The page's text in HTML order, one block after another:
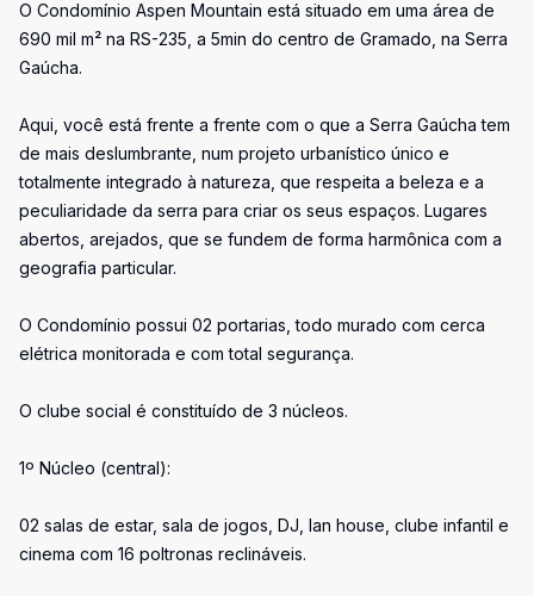
O Condomínio Aspen Mountain está situado em uma área de
690 mil m² na RS-235, a 5min do centro de Gramado, na Serra
Gaúcha.
Aqui, você está frente a frente com o que a Serra Gaúcha tem
de mais deslumbrante, num projeto urbanístico único e
totalmente integrado à natureza, que respeita a beleza e a
peculiaridade da serra para criar os seus espaços. Lugares
abertos, arejados, que se fundem de forma harmônica com a
geografia particular.
O Condomínio possui 02 portarias, todo murado com cerca
elétrica monitorada e com total segurança.
O clube social é constituído de 3 núcleos.
1º Núcleo (central):
02 salas de estar, sala de jogos, DJ, lan house, clube infantil e
cinema com 16 poltronas reclináveis.